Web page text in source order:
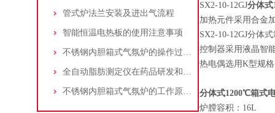
管式炉法兰安装及进出气流程
智能恒温电热板的使用注意事项
不锈钢内胆箱式气氛炉的操作过程及注意事项
全自动脂肪测定仪在药品研发和质量控制过程中的作用
不锈钢内胆箱式气氛炉的工作原理主要包括哪些步骤？
SX2-10-12GJ分体
加热元件采用合金
SX2-10-12GJ分体
控制器采用液晶智
热电偶选用K型规
分体式1200℃箱式
炉膛容积：16L